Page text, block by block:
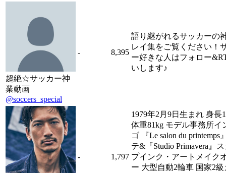
超絶☆サッカー神
業動画
@soccers_special
- 8,395
語り継がれるサッカーの
レイ集をご覧ください！
ー好きな人はフォロー
いします♪
- 1,797
1979年2月9日生まれ 身長
体重81kg モデル事務所イ
ゴ 『Le salon du printemps
テ&『Studio Primavera』
プインク・アートメイク
ー 大型自動2輪車 国家2級